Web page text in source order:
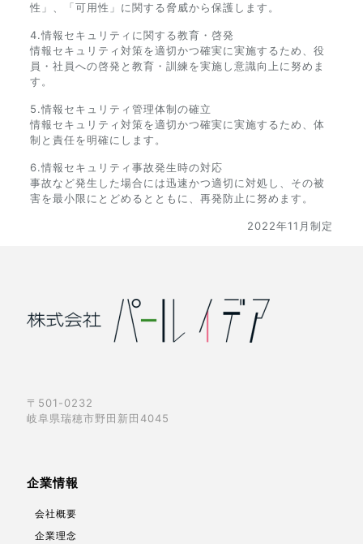
性」、「可用性」に関する脅威から保護します。
4.情報セキュリティに関する教育・啓発
情報セキュリティ対策を適切かつ確実に実施するため、役
員・社員への啓発と教育・訓練を実施し意識向上に努めま
す。
5.情報セキュリティ管理体制の確立
情報セキュリティ対策を適切かつ確実に実施するため、体
制と責任を明確にします。
6.情報セキュリティ事故発生時の対応
事故など発生した場合には迅速かつ適切に対処し、その被
害を最小限にとどめるとともに、再発防止に努めます。
2022年11月制定
〒501-0232
岐阜県瑞穂市野田新田4045
企業情報
会社概要
企業理念